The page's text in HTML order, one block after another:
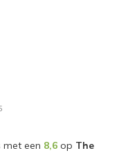
met een 8,6op The